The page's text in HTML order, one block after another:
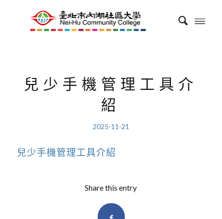
兒少手機管理工具介
紹
2025-11-21
兒少手機管理工具介紹
Share this entry